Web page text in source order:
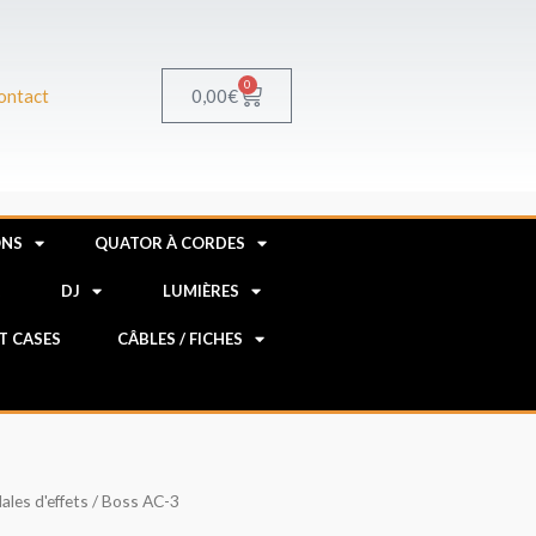
0,00€
0
Panier
QUATOR À CORDES
DJ LUMIÈRES
CASES CÂBLES / FICHES
d'effets / Boss AC-3